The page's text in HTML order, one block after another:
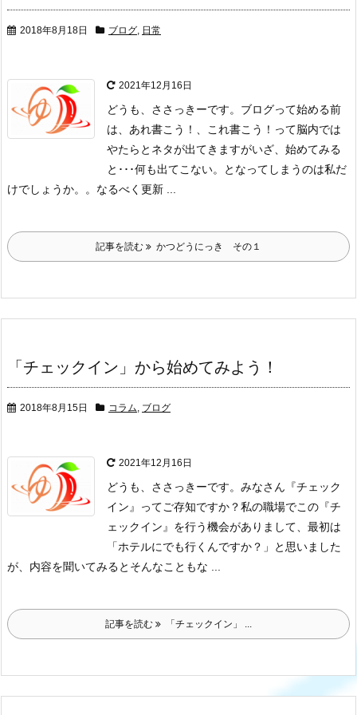
2018年8月18日 ブログ, 日常
2021年12月16日
どうも、ささっきーです。 ブログって始める前
は、あれ書こう！、これ書こう！って脳内では
やたらとネタが出てきますがいざ、始めてみる
と･･･何も出てこない。となってしまうのは私だ
けでしょうか。。 なるべく更新 ...
記事を読む かつどうにっき その１
「チェックイン」から始めてみよう！
2018年8月15日 コラム, ブログ
2021年12月16日
どうも、ささっきーです。 みなさん『チェック
イン』ってご存知ですか？私の職場でこの『チ
ェックイン』を行う機会がありまして、 最初は
「ホテルにでも行くんですか？」と思いました
が、内容を聞いてみるとそんなこともな ...
記事を読む 「チェックイン」 ...